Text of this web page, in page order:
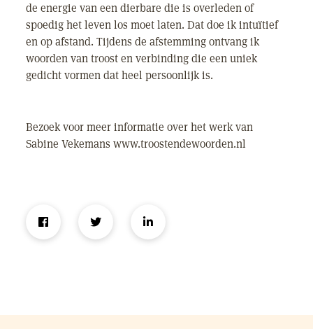
de energie van een dierbare die is overleden of
spoedig het leven los moet laten. Dat doe ik intuïtief
en op afstand. Tijdens de afstemming ontvang ik
woorden van troost en verbinding die een uniek
gedicht vormen dat heel persoonlijk is.
Bezoek voor meer informatie over het werk van
Sabine Vekemans www.troostendewoorden.nl